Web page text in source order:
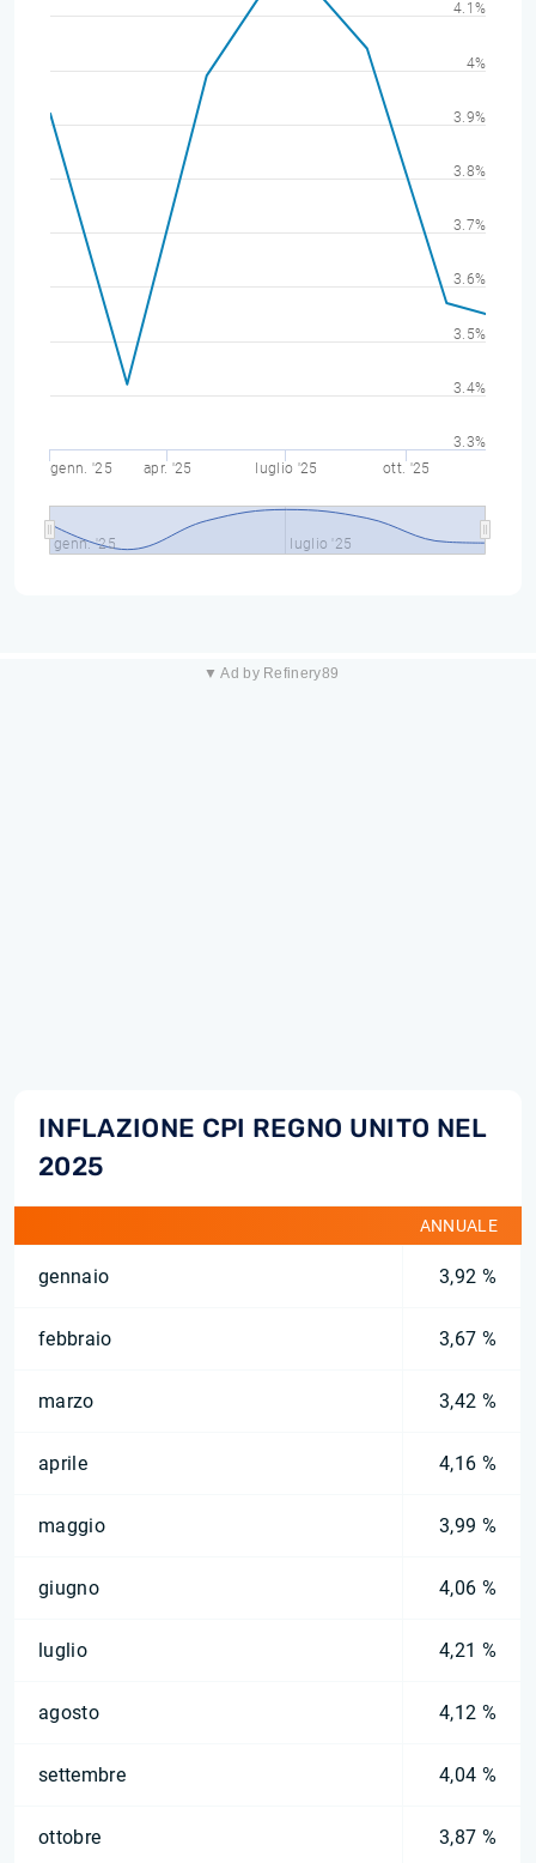
genn. '25 apr. '25 luglio '25 ott. '25
genn. '25 luglio '25
3.3%
3.4%
3.5%
3.6%
3.7%
3.8%
3.9%
4%
4.1%
▼ Ad by Refinery89
INFLAZIONE CPI REGNO UNITO NEL
2025
ANNUALE
gennaio 3,92 %
febbraio 3,67 %
marzo 3,42 %
aprile 4,16 %
maggio 3,99 %
giugno 4,06 %
luglio 4,21 %
agosto 4,12 %
settembre 4,04 %
ottobre 3,87 %